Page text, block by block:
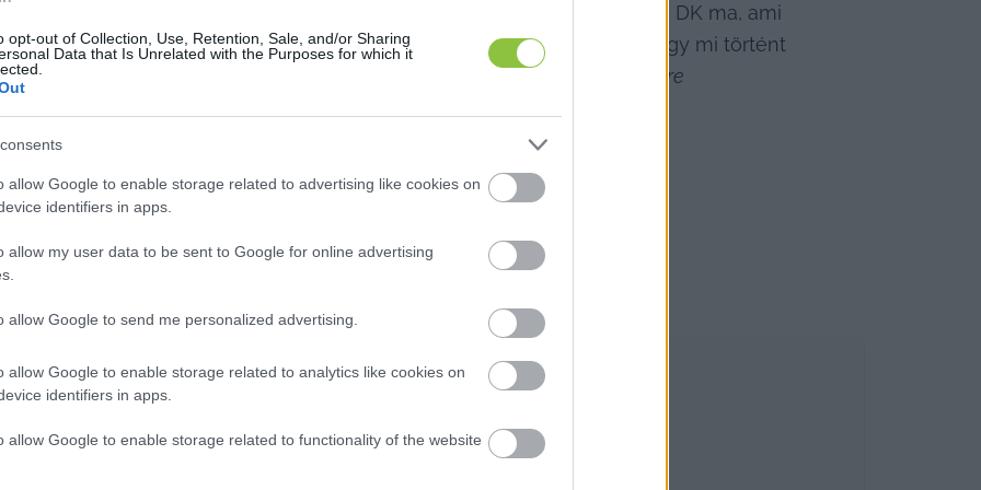
opt-out of Collection, Use, Retention, Sale, and/or Sharing
Data that Is Unrelated with the Purposes for which it
allow Google to enable storage related to advertising like cookies on
identifiers in apps.
allow my user data to be sent to Google for online advertising
allow Google to send me personalized advertising.
allow Google to enable storage related to analytics like cookies on
identifiers in apps.
allow Google to enable storage related to functionality of the website
– írta a politikus, hozzátéve: ez a DK ma, ami
azt is, hogy szerinte ez az a pont, ahol az ember elgondolkodik, hogy mi történt
„Mert hittem abban, hogy szükség van egy erős, baloldali, liberális erőre
kell mondani.”
zárta bejegyzését: